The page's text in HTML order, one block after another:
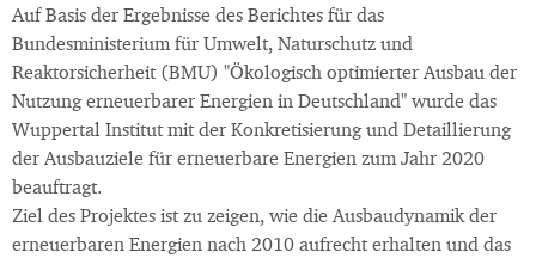
Auf Basis der Ergebnisse des Berichtes für das
Bundesministerium für Umwelt, Naturschutz und
Reaktorsicherheit (BMU) "Ökologisch optimierter Ausbau der
Nutzung erneuerbarer Energien in Deutschland" wurde das
Wuppertal Institut mit der Konkretisierung und Detaillierung
der Ausbauziele für erneuerbare Energien zum Jahr 2020
beauftragt.
Ziel des Projektes ist zu zeigen, wie die Ausbaudynamik der
erneuerbaren Energien nach 2010 aufrecht erhalten und das